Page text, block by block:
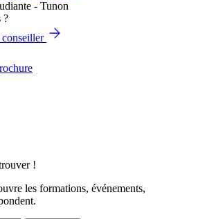
?
!
les formations, événements,